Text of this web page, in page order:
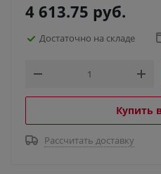
4 613.75 руб.
Достаточно на складе
Купить
Рассчитать доставку